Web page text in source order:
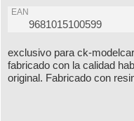
EAN
9681015100599
exclusivo para ck-
fabricado con la calidad
original. Fabricado con